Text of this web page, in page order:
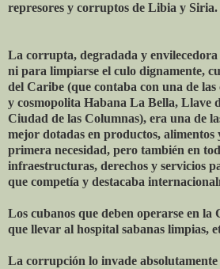
represores y corruptos de Libia y Siria.
La corrupta, degradada y
ni para limpiarse el culo dignamente,
del Caribe (que contaba con una de
y cosmopolita Habana La Bella, Llave
Ciudad de las Columnas), era una de
mejor dotadas en productos, alimentos
primera necesidad, pero también en
infraestructuras, derechos y servicios
que competía y destacaba
Los cubanos que deben operarse en la
que llevar al hospital sabanas limpias,
La corrupción lo invade